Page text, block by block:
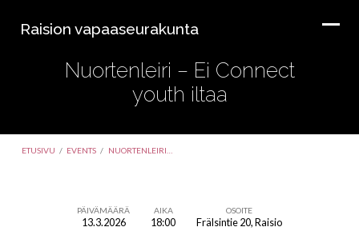
Raision vapaaseurakunta
Nuortenleiri – Ei Connect
youth iltaa
ETUSIVU / EVENTS / NUORTENLEIRI…
PÄIVÄMÄÄRÄ
13.3.2026
AIKA
18:00
OSOITE
Frälsintie 20, Raisio